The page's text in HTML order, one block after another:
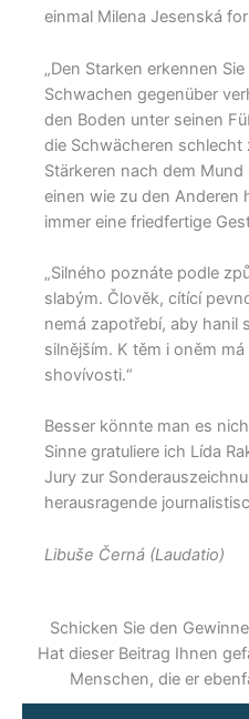
einmal Milena Jesenská
„Den Starken erkennen
Schwachen gegenüber
den Boden unter seinen
die Schwächeren schlecht
Stärkeren nach dem
einen wie zu den Anderen
immer eine friedfertige
„Silného poznáte podle
slabým. Člověk, cítící
nemá zapotřebí, aby hanil
silnějším. K těm i oněm
shovívosti.“
Besser könnte man es
Sinne gratuliere ich Lída
Jury zur
herausragende
Libuše Černá (Laudatio)
Schicken Sie den
Hat dieser Beitrag Ihnen
Menschen, die er